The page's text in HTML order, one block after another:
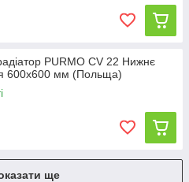
PURMO CV 22 Нижнє
600x600 мм (Польща)
ще